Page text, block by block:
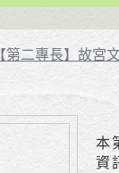
【第二專長】故宮
本
資